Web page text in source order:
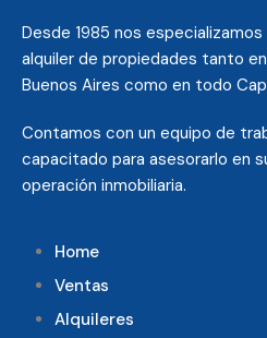
Desde 1985 nos
alquiler de propiedades tanto
Buenos Aires como en todo
Contamos con un equipo de
capacitado para asesorarlo en
operación inmobiliaria.
Home
Ventas
Alquileres